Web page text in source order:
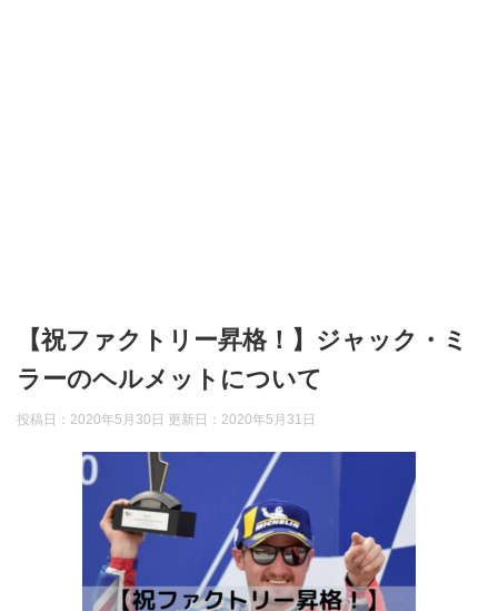
【祝ファクトリー昇格！】ジャック・ミ
ラーのヘルメットについて
投稿日：2020年5月30日 更新日： 2020年5月31日